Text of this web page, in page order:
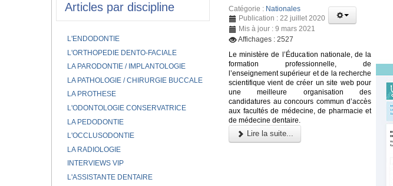
Catégorie : Nationales
Publication : 22 juillet 2020
Mis à jour : 9 mars 2021
Affichages : 2527
Le ministère de l’Éducation nationale, de la
formation professionnelle, de
l’enseignement supérieur et de la recherche
scientifique vient de créer un site web pour
une meilleure organisation des
candidatures au concours commun d’accès
aux facultés de médecine, de pharmacie et
de médecine dentaire.
Lire la suite...
Articles par discipline
L'ENDODONTIE
L'ORTHOPEDIE DENTO-FACIALE
LA PARODONTIE / IMPLANTOLOGIE
LA PATHOLOGIE / CHIRURGIE BUCCALE
LA PROTHESE
L'ODONTOLOGIE CONSERVATRICE
LA PEDODONTIE
L'OCCLUSODONTIE
LA RADIOLOGIE
INTERVIEWS VIP
L'ASSISTANTE DENTAIRE